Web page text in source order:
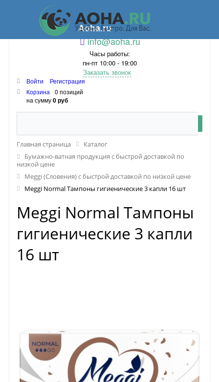
Aoha.ru
info@aoha.ru
Часы работы:
пн-пт 10:00 - 19:00
Заказать звонок
Войти
Регистрация
Корзина
0 позиций
на сумму0 руб
Главная страница
Каталог
Бумажно-ватная продукция с быстрой доставкой по
низкой цене
Meggi (Словения) с быстрой доставкой по низкой цене
Meggi Normal Тампоны гигиенические 3 капли 16 шт
Meggi Normal Тампоны
гигиенические 3 капли
16 шт